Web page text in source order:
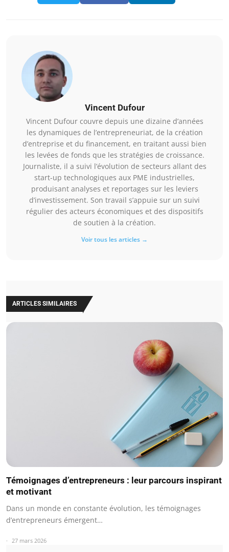
Vincent Dufour
Vincent Dufour couvre depuis une dizaine d’années
les dynamiques de l’entrepreneuriat, de la création
d’entreprise et du financement, en traitant aussi bien
les levées de fonds que les stratégies de croissance.
Journaliste, il a suivi l’évolution de secteurs allant des
start-up technologiques aux PME industrielles,
produisant analyses et reportages sur les leviers
d’investissement. Son travail s’appuie sur un suivi
régulier des acteurs économiques et des dispositifs
de soutien à la création.
Voir tous les articles →
ARTICLES SIMILAIRES
Témoignages d’entrepreneurs : leur parcours inspirant
et motivant
Dans un monde en constante évolution, les témoignages
d’entrepreneurs émergent…
27 mars 2026